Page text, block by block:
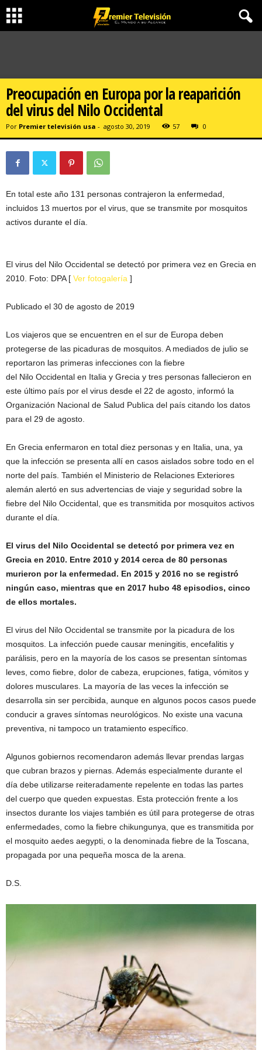
Preocupación en Europa por la reaparición
del virus del Nilo Occidental
Por Premier televisión usa - agosto 30, 2019 57 0
En total este año 131 personas contrajeron la enfermedad,
incluidos 13 muertos por el virus, que se transmite por mosquitos
activos durante el día.
El virus del Nilo Occidental se detectó por primera vez en Grecia en
2010. Foto: DPA [ Ver fotogalería ]
Publicado el 30 de agosto de 2019
Los viajeros que se encuentren en el sur de Europa deben
protegerse de las picaduras de mosquitos. A mediados de julio se
reportaron las primeras infecciones con la fiebre
del Nilo Occidental en Italia y Grecia y tres personas fallecieron en
este último país por el virus desde el 22 de agosto, informó la
Organización Nacional de Salud Publica del país citando los datos
para el 29 de agosto.
En Grecia enfermaron en total diez personas y en Italia, una, ya
que la infección se presenta allí en casos aislados sobre todo en el
norte del país. También el Ministerio de Relaciones Exteriores
alemán alertó en sus advertencias de viaje y seguridad sobre la
fiebre del Nilo Occidental , que es transmitida por mosquitos activos
durante el día.
El virus del Nilo Occidental se detectó por primera vez en
Grecia en 2010. Entre 2010 y 2014 cerca de 80 personas
murieron por la enfermedad. En 2015 y 2016 no se registró
ningún caso, mientras que en 2017 hubo 48 episodios, cinco
de ellos mortales.
El virus del Nilo Occidental se transmite por la picadura de los
mosquitos. La infección puede causar meningitis, encefalitis y
parálisis, pero en la mayoría de los casos se presentan síntomas
leves, como fiebre, dolor de cabeza, erupciones, fatiga, vómitos y
dolores musculares. La mayoría de las veces la infección se
desarrolla sin ser percibida, aunque en algunos pocos casos puede
conducir a graves síntomas neurológicos. No existe una vacuna
preventiva, ni tampoco un tratamiento específico.
Algunos gobiernos recomendaron además llevar prendas largas
que cubran brazos y piernas. Además especialmente durante el
día debe utilizarse reiteradamente repelente en todas las partes
del cuerpo que queden expuestas. Esta protección frente a los
insectos durante los viajes también es útil para protegerse de otras
enfermedades, como la fiebre chikungunya, que es transmitida por
el mosquito aedes aegypti, o la denominada fiebre de la Toscana,
propagada por una pequeña mosca de la arena.
D.S.